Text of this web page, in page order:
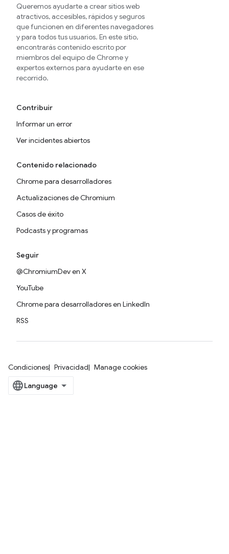
Queremos ayudarte a crear sitios web
atractivos, accesibles, rápidos y seguros
que funcionen en diferentes navegadores
y para todos tus usuarios. En este sitio,
encontrarás contenido escrito por
miembros del equipo de Chrome y
expertos externos para ayudarte en ese
recorrido.
Contribuir
Informar un error
Ver incidentes abiertos
Contenido relacionado
Chrome para desarrolladores
Actualizaciones de Chromium
Casos de éxito
Podcasts y programas
Seguir
@ChromiumDev en X
YouTube
Chrome para desarrolladores en LinkedIn
RSS
Condiciones Privacidad Manage cookies